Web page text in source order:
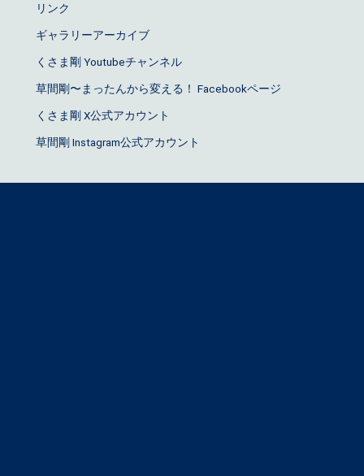
リンク
ギャラリーアーカイブ
くさま剛 Youtubeチャンネル
草間剛〜まったんから変える！ Facebookページ
くさま剛 X公式アカウント
草間剛 Instagram公式アカウント